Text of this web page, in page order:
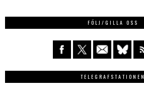
FÖLJ/GILLA OSS
TELEGRAFSTATIONEN